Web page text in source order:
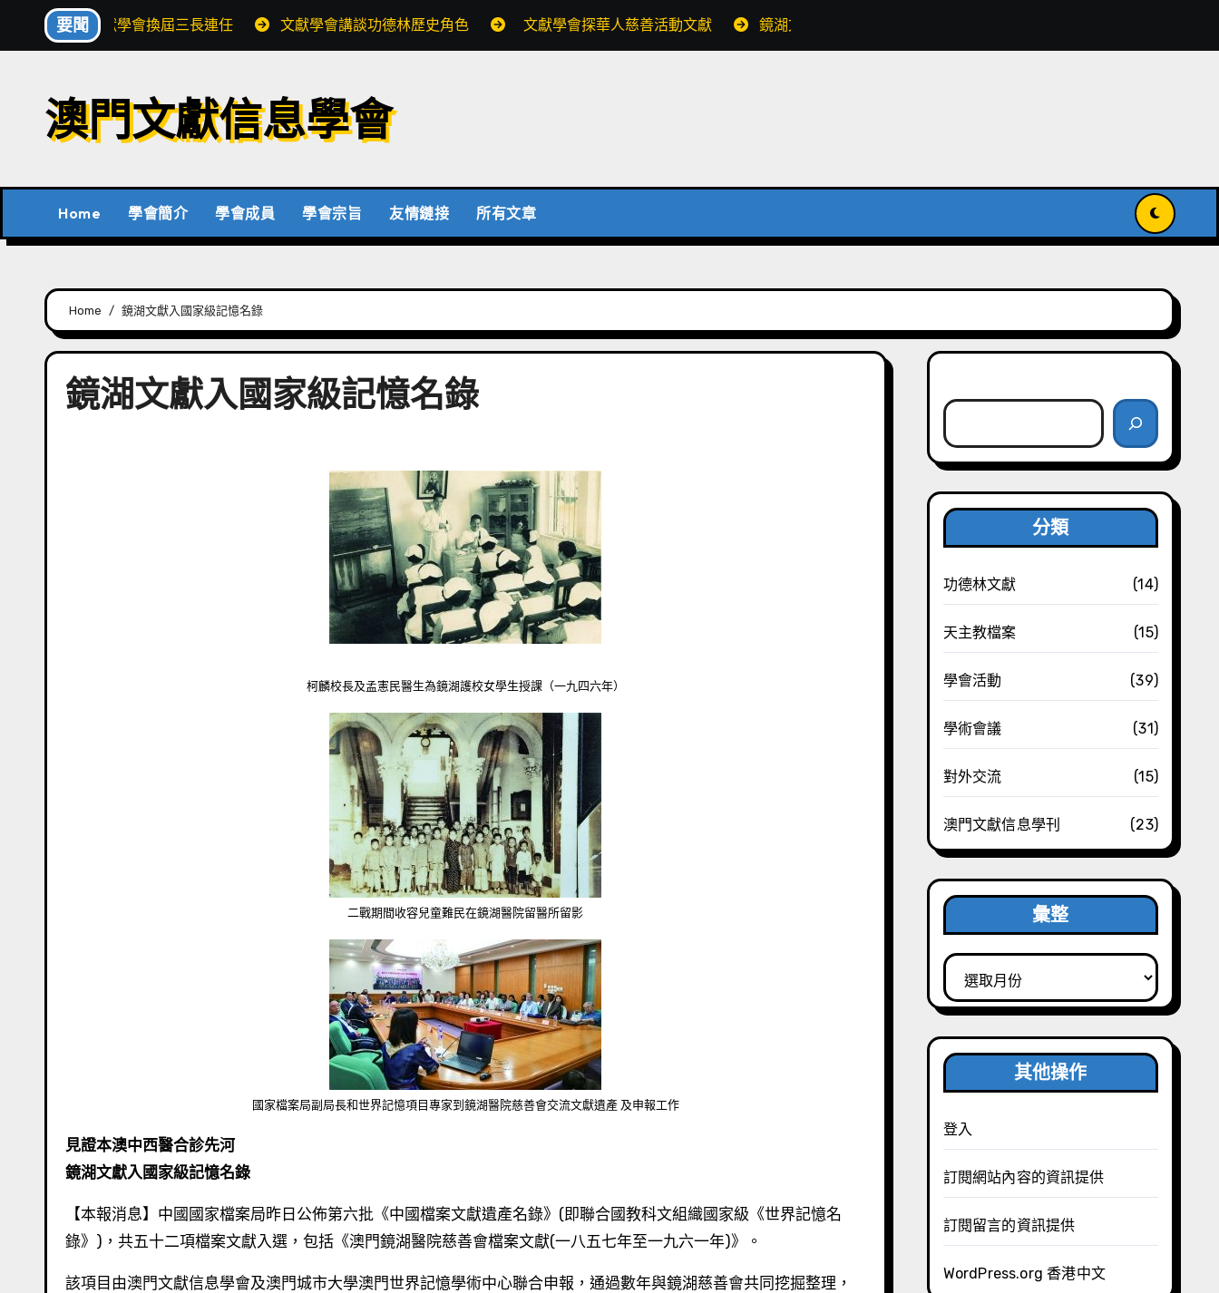
要聞 文獻學會換屆三長連任 文獻學會講談功德林歷史角色 文獻學會探華人慈善活動文獻 鏡湖文獻入國家級記憶名錄
澳門文獻信息學會
Home 學會簡介 學會成員 學會宗旨 友情鏈接 所有文章
Home 鏡湖文獻入國家級記憶名錄
鏡湖文獻入國家級記憶名錄
柯麟校長及孟憲民醫生為鏡湖護校女學生授課（一九四六年）
二戰期間收容兒童難民在鏡湖醫院留醫所留影
國家檔案局副局長和世界記憶項目專家到鏡湖醫院慈善會交流文獻遺產 及申報工作
見證本澳中西醫合診先河
鏡湖文獻入國家級記憶名錄
【本報消息】中國國家檔案局昨日公佈第六批《中國檔案文獻遺產名錄》(即聯合國教科文組織國家級《世界記憶名
錄》)，共五十二項檔案文獻入選，包括《澳門鏡湖醫院慈善會檔案文獻(一八五七年至一九六一年)》。
該項目由澳門文獻信息學會及澳門城市大學澳門世界記憶學術中心聯合申報，通過數年與鏡湖慈善會共同挖掘整理，
分類
功德林文獻 (14)
天主教檔案 (15)
學會活動 (39)
學術會議 (31)
對外交流 (15)
澳門文獻信息學刊 (23)
彙整
彙
整
其他操作
登入
訂閱網站內容的資訊提供
訂閱留言的資訊提供
WordPress.org 香港中文